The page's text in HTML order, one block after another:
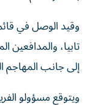
وقيد الوصل في
تابيا، والمدافعين
إلى جانب المهاجم
ويتوقع مسؤولو